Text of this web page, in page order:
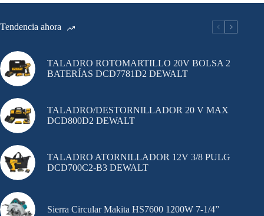
Tendencia ahora
TALADRO ROTOMARTILLO 20V BOLSA 2
BATERÍAS DCD7781D2 DEWALT
TALADRO/DESTORNILLADOR 20 V MAX
DCD800D2 DEWALT
TALADRO ATORNILLADOR 12V 3/8 PULG
DCD700C2-B3 DEWALT
Sierra Circular Makita HS7600 1200W 7-1/4”